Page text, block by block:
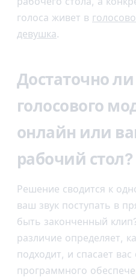
голоса живет в
девушка.
Достаточно ли
голосового
онлайн или
рабочий стол?
Решение сводится к
ваш звук поступать в
быть законченный
различие определяет,
подходит, и спасает
программного